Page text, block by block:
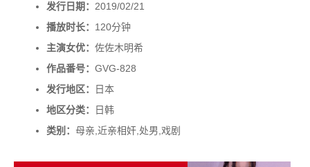
发行日期： 2019/02/21
播放时长： 120分钟
主演女优： 佐佐木明希
作品番号： GVG-828
发行地区：
日本
地区分类：
日韩
类别： 母亲,近亲相奸,处男,戏剧